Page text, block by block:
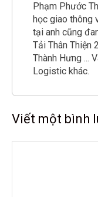
Phạm Phước
học giao thông
tại anh cũng
Tải Thân Thiện
Thành Hưng ...
Logistic khác.
Viết một bình